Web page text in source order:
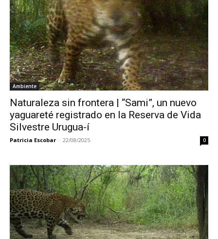
Ambiente
Naturaleza sin frontera | “Sami”, un nuevo
yaguareté registrado en la Reserva de Vida
Silvestre Urugua-í
Patricia Escobar - 22/08/2025 0